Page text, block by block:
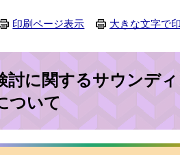
印刷ページ表示 大きな文字で
討に関するサウンデ
ついて